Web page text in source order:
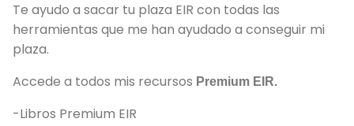
Te ayudo a sacar tu plaza EIR con todas las
herramientas que me han ayudado a conseguir mi
plaza.
Accede a todos mis recursos Premium EIR.
-Libros Premium EIR